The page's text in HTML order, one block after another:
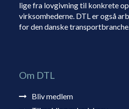
lige fra lovgivning til konkrete
virksomhederne. DTL er også
for den danske
Om DTL
Bliv medlem